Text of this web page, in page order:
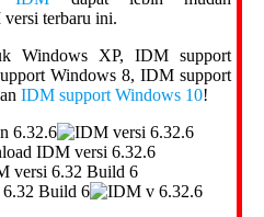
terbaru ini.
Windows XP, IDM support
Windows 8, IDM support
IDM support Windows 10!